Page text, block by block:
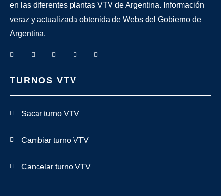
en las diferentes plantas VTV de Argentina. Información
veraz y actualizada obtenida de Webs del Gobierno de
Argentina.
TURNOS VTV
Sacar turno VTV
Cambiar turno VTV
Cancelar turno VTV